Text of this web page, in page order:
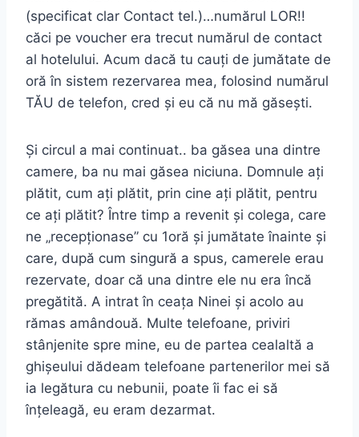
(specificat clar Contact tel.)…numărul LOR!!
căci pe voucher era trecut numărul de contact
al hotelului. Acum dacă tu cauți de jumătate de
oră în sistem rezervarea mea, folosind numărul
TĂU de telefon, cred și eu că nu mă găsești.
Și circul a mai continuat.. ba găsea una dintre
camere, ba nu mai găsea niciuna. Domnule ați
plătit, cum ați plătit, prin cine ați plătit, pentru
ce ați plătit? Între timp a revenit și colega, care
ne „recepționase” cu 1oră și jumătate înainte și
care, după cum singură a spus, camerele erau
rezervate, doar că una dintre ele nu era încă
pregătită. A intrat în ceața Ninei și acolo au
rămas amândouă. Multe telefoane, priviri
stânjenite spre mine, eu de partea cealaltă a
ghișeului dădeam telefoane partenerilor mei să
ia legătura cu nebunii, poate îi fac ei să
înțeleagă, eu eram dezarmat.